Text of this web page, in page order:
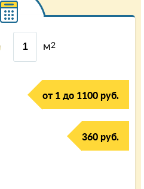
м2
от 1 до 1100 руб.
360 руб.